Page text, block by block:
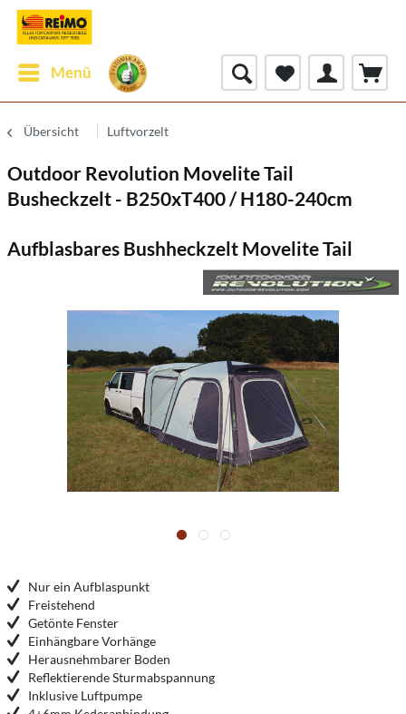
Menü
Übersicht Luftvorzelt
Outdoor Revolution Movelite Tail
Busheckzelt - B250xT400 / H180-240cm
Aufblasbares Bushheckzelt Movelite Tail
Nur ein Aufblaspunkt
Freistehend
Getönte Fenster
Einhängbare Vorhänge
Herausnehmbarer Boden
Reflektierende Sturmabspannung
Inklusive Luftpumpe